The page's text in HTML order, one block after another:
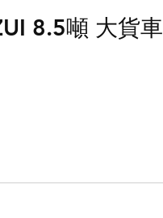
8.5噸 大貨車